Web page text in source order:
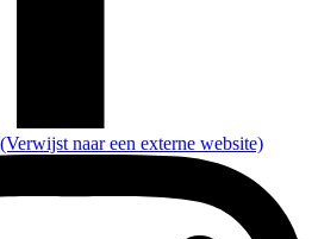
(Verwijst naar een externe website)